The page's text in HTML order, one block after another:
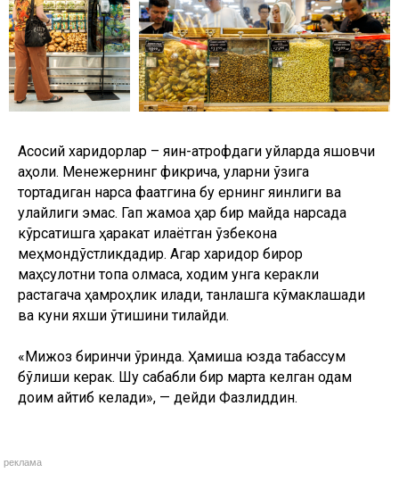
Асосий харидорлар – яқин-атрофдаги уйларда яшовчи
аҳоли. Менежернинг фикрича, уларни ўзига
тортадиган нарса фақатгина бу ернинг яқинлиги ва
қулайлиги эмас. Гап жамоа ҳар бир майда нарсада
кўрсатишга ҳаракат қилаётган ўзбекона
меҳмондўстликдадир. Агар харидор бирор
маҳсулотни топа олмаса, ходим унга керакли
растагача ҳамроҳлик қилади, танлашга кўмаклашади
ва куни яхши ўтишини тилайди.
«Мижоз биринчи ўринда. Ҳамиша юзда табассум
бўлиши керак. Шу сабабли бир марта келган одам
доим қайтиб келади», — дейди Фазлиддин.
реклама